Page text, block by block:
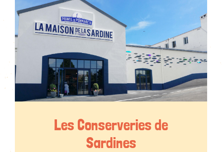
Les Conserveries de
Sardines